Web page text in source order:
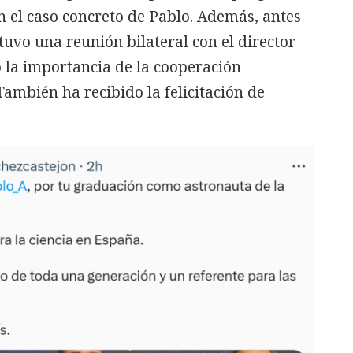
caso concreto de Pablo. Además, antes
una reunión bilateral con el director
la importancia de la cooperación
ha recibido la felicitación de